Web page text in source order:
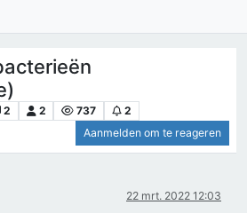
2 2 737
2
Aanmelden om te reageren
22 mrt. 2022 12:03